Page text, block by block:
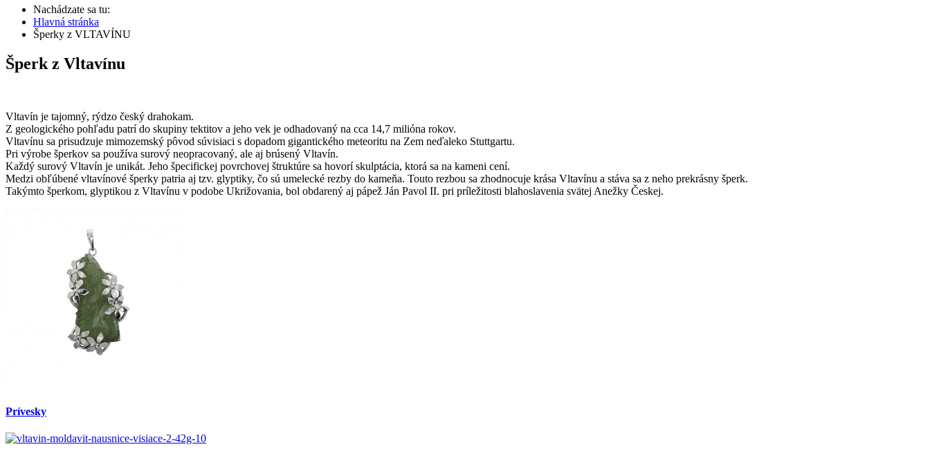
Nachádzate sa tu:
Hlavná stránka
Šperky z VLTAVÍNU
Šperk z Vltavínu
Vltavín je tajomný, rýdzo český drahokam.
Z geologického pohľadu patrí do skupiny tektitov a jeho vek je odhadovaný na cca 14,7 milióna rokov.
Vltavínu sa prisudzuje mimozemský pôvod súvisiaci s dopadom gigantického meteoritu na Zem neďaleko Stuttgartu.
Pri výrobe šperkov sa používa surový neopracovaný, ale aj brúsený Vltavín.
Každý surový Vltavín je unikát. Jeho špecifickej povrchovej štruktúre sa hovorí skulptácia, ktorá sa na kameni cení.
Medzi obľúbené vltavínové šperky patria aj tzv. glyptiky, čo sú umelecké rezby do kameňa. Touto rezbou sa zhodnocuje krása Vltavínu a stáva sa z neho prekrásny šperk.
Takýmto šperkom, glyptikou z Vltavínu v podobe Ukrižovania, bol obdarený aj pápež Ján Pavol II. pri príležitosti blahoslavenia svätej Anežky Českej.
Prívesky